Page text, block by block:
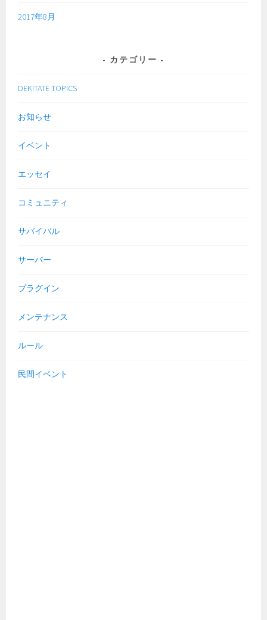
2017年8月
カテゴリー
DEKITATE TOPICS
お知らせ
イベント
エッセイ
コミュニティ
サバイバル
サーバー
プラグイン
メンテナンス
ルール
民間イベント